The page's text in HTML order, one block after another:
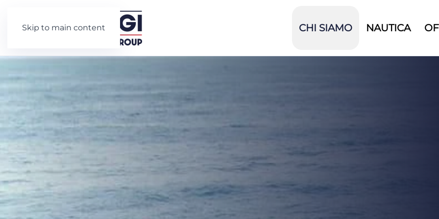
Skip to main content CHI SIAMO NAUTICA